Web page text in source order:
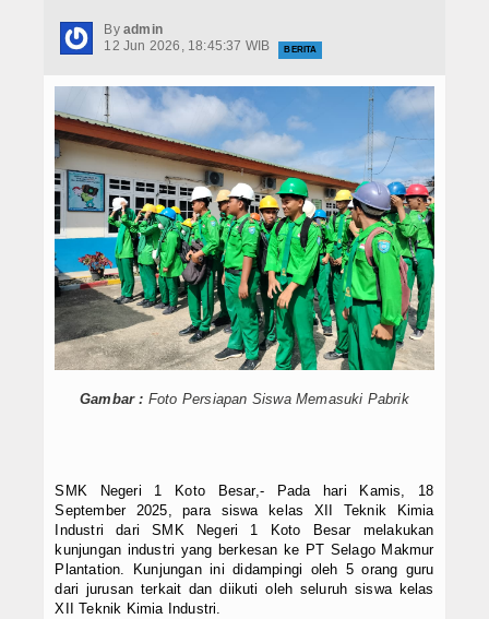
E-Learning
Agenda
Data Alumni
Lainnya
Hubungi Kami
By admin
12 Jun 2026, 18:45:37 WIB
BERITA
Gambar : Foto Persiapan Siswa Memasuki Pabrik
SMK Negeri 1 Koto Besar,- Pada hari Kamis, 18
September 2025, para siswa kelas XII Teknik Kimia
Industri dari SMK Negeri 1 Koto Besar melakukan
kunjungan industri yang berkesan ke PT Selago Makmur
Plantation. Kunjungan ini didampingi oleh 5 orang guru
dari jurusan terkait dan diikuti oleh seluruh siswa kelas
XII Teknik Kimia Industri.